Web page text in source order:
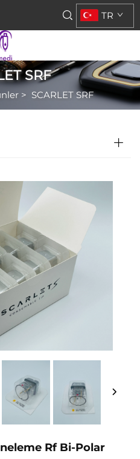
TR
SRF
> SCARLET SRF
Rf Bi-Polar